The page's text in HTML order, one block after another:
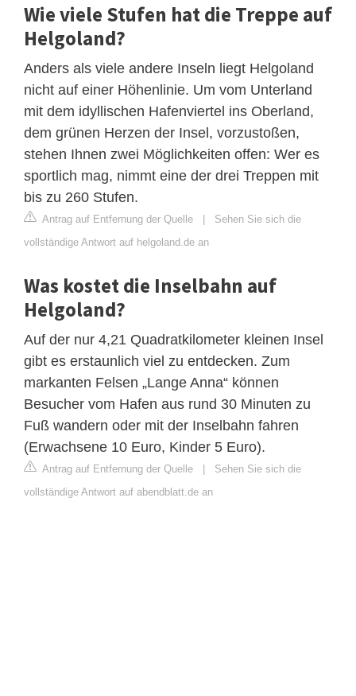
Wie viele Stufen hat die Treppe auf
Helgoland?
Anders als viele andere Inseln liegt Helgoland
nicht auf einer Höhenlinie. Um vom Unterland
mit dem idyllischen Hafenviertel ins Oberland,
dem grünen Herzen der Insel, vorzustoßen,
stehen Ihnen zwei Möglichkeiten offen: Wer es
sportlich mag, nimmt eine der drei Treppen mit
bis zu 260 Stufen.
Antrag auf Entfernung der Quelle | Sehen Sie sich die
vollständige Antwort auf helgoland.de an
Was kostet die Inselbahn auf
Helgoland?
Auf der nur 4,21 Quadratkilometer kleinen Insel
gibt es erstaunlich viel zu entdecken. Zum
markanten Felsen „Lange Anna“ können
Besucher vom Hafen aus rund 30 Minuten zu
Fuß wandern oder mit der Inselbahn fahren
(Erwachsene 10 Euro, Kinder 5 Euro).
Antrag auf Entfernung der Quelle | Sehen Sie sich die
vollständige Antwort auf abendblatt.de an